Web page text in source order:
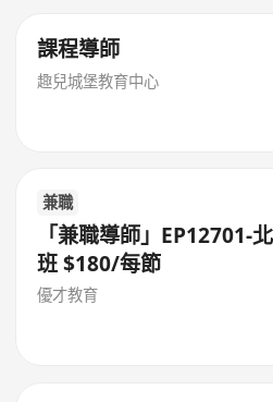
課程導師
趣兒城堡教育中心
兼職
「兼職導師」EP12701-
班 $180/每節
優才教育